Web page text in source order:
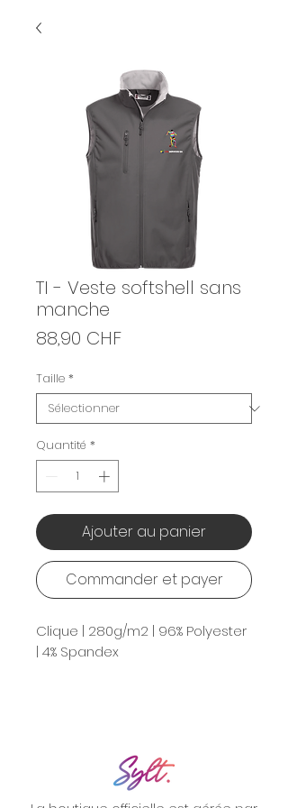
TI - Veste softshell sans
manche
88,90 CHFPrix
Taille *
Quantité *
Ajouter au panier
Commander et payer
Clique | 280g/m2 | 96% Polyester
| 4% Spandex